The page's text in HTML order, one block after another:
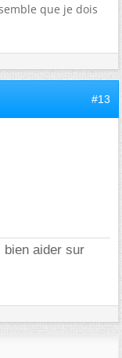
que je dois
#13
bien aider sur